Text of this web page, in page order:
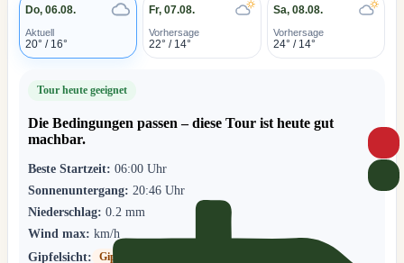
Do, 06.08.
Aktuell
20° / 16°
Fr, 07.08.
Vorhersage
22° / 14°
Sa, 08.08.
Vorhersage
24° / 14°
Tour heute geeignet
Die Bedingungen passen – diese Tour ist heute gut
machbar.
Beste Startzeit: 06:00 Uhr
Sonnenuntergang: 20:46 Uhr
Niederschlag: 0.2 mm
Wind max: km/h
Gipfelsicht:
Gipfel zeitweise in Wolken